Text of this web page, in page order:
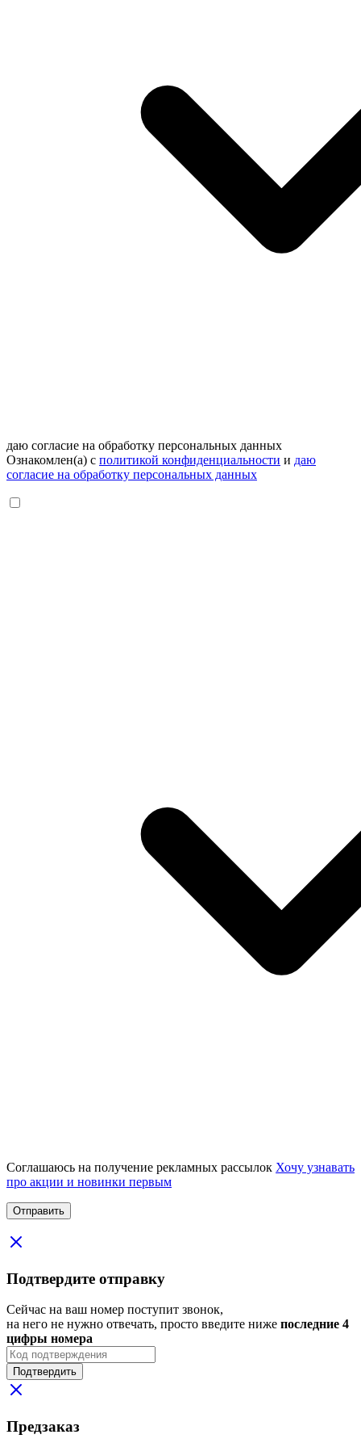
даю согласие на обработку персональных данных
Ознакомлен(а) с политикой конфиденциальности и даю
согласие на обработку персональных данных
Соглашаюсь на получение рекламных рассылок Хочу узнавать
про акции и новинки первым
Подтвердите отправку
Сейчас на ваш номер поступит звонок,
на него не нужно отвечать, просто введите ниже последние 4
цифры номера
Подтвердить
Предзаказ